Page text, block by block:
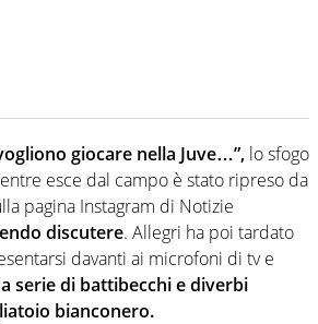
giocare nella Juve…”, lo sfogo
esce dal campo è stato ripreso da
pagina Instagram di Notizie
discutere. Allegri ha poi tardato
davanti ai microfoni di tv e
serie di battibecchi e diverbi
bianconero.